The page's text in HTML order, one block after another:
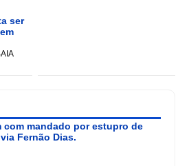
ser
com mandado por estupro de
Fernão Dias.